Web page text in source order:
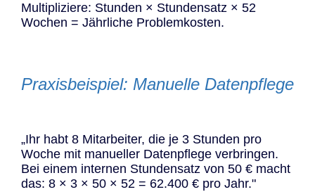
Multipliziere: Stunden × Stundensatz × 52
Wochen = Jährliche Problemkosten.
Praxisbeispiel: Manuelle Datenpflege
„Ihr habt 8 Mitarbeiter, die je 3 Stunden pro
Woche mit manueller Datenpflege verbringen.
Bei einem internen Stundensatz von 50 € macht
das: 8 × 3 × 50 × 52 = 62.400 € pro Jahr."